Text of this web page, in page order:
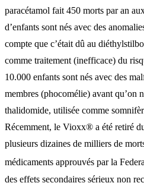
paracétamol fait 450 morts par an
d’enfants sont nés avec des
compte que c’était dû au
comme traitement (inefficace) du
10.000 enfants sont nés avec des
membres (phocomélie) avant qu’on
thalidomide, utilisée comme
Récemment, le Vioxx® a été retiré
plusieurs dizaines de milliers de
médicaments approuvés par la
des effets secondaires sérieux non